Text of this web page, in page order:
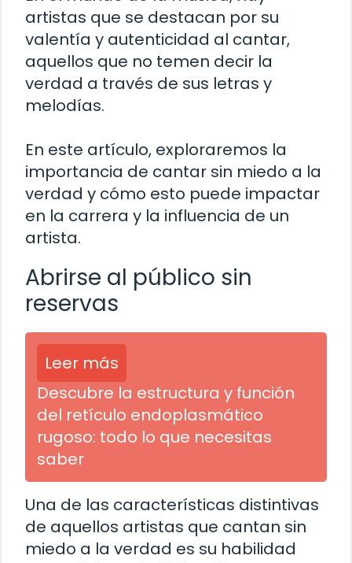
artistas que se destacan por su
valentía y autenticidad al cantar,
aquellos que no temen decir la
verdad a través de sus letras y
melodías.
En este artículo, exploraremos la
importancia de cantar sin miedo a la
verdad y cómo esto puede impactar
en la carrera y la influencia de un
artista.
Abrirse al público sin
reservas
Leer más
Descubre la estructura y función
del retículo endoplasmático
rugoso: todo lo que necesitas
saber
Una de las características distintivas
de aquellos artistas que cantan sin
miedo a la verdad es su habilidad